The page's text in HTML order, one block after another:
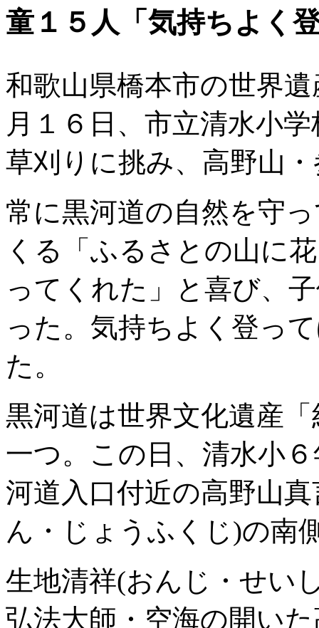
童１５人「気持ちよく
和歌山県橋本市の世界
月１６日、市立清水小
草刈りに挑み、高野山
常に黒河道の自然を守
くる「ふるさとの山に
ってくれた」と喜び、
った。気持ちよく登っ
た。
黒河道は世界文化遺産
一つ。この日、清水小
河道入口付近の高野山
ん・じょうふくじ)の南
生地清祥(おんじ・せい
弘法大師・空海の開い